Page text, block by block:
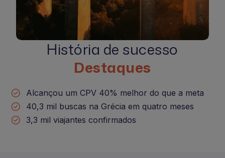
História de sucesso
Destaques
Alcançou um CPV 40% melhor do que a meta
40,3 mil buscas na Grécia em quatro meses
3,3 mil viajantes confirmados